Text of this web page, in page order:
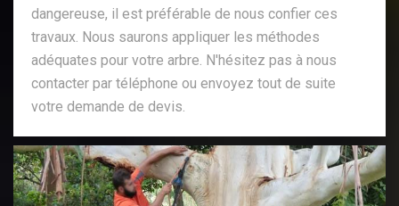
dangereuse, il est préférable de nous confier ces
travaux. Nous saurons appliquer les méthodes
adéquates pour votre arbre. N'hésitez pas à nous
contacter par téléphone ou envoyez tout de suite
votre demande de devis.